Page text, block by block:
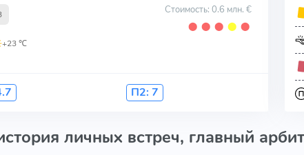
+23 ℃
Стоимость: 0.6 млн. €
⬤ ⬤ ⬤ ⬤ ⬤
П2: 7
личных встреч, главный